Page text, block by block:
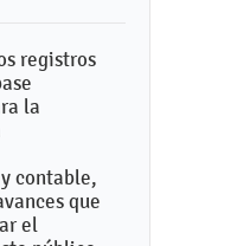
registros
la
contable,
que
el